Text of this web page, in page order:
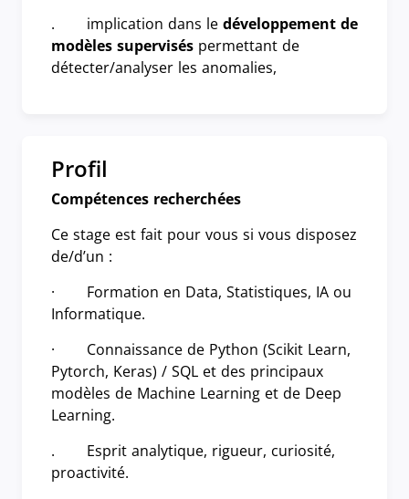
. implication dans le développement de
modèles supervisés permettant de
détecter/analyser les anomalies,
Profil
Compétences recherchées
Ce stage est fait pour vous si vous disposez
de/d’un :
· Formation en Data, Statistiques, IA ou
Informatique.
· Connaissance de Python (Scikit Learn,
Pytorch, Keras) / SQL et des principaux
modèles de Machine Learning et de Deep
Learning.
. Esprit analytique, rigueur, curiosité,
proactivité.